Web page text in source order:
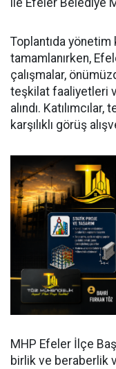
ile Efeler Belediye
Toplantıda yönetim
tamamlanırken,
çalışmalar,
teşkilat faaliyetleri
alındı.
karşılıklı görüş
MHP Efeler İlçe
birlik ve beraberlik